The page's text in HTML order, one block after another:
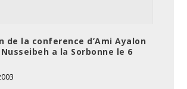
de la conference d’Ami Ayalon
a la Sorbonne le 6